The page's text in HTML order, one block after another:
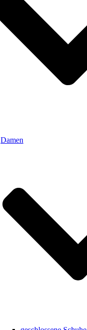
Damen